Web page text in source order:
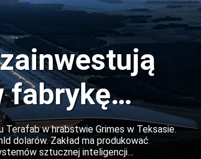
fabrykę
Terafab w hrabstwie Grimes w Teksasie.
dolarów. Zakład ma produkować
sztucznej inteligencji